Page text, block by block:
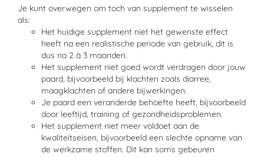
Je kunt overwegen om toch van supplement te wisselen
als:
Het huidige supplement niet het gewenste effect
heeft na een realistische periode van gebruik, dit is
dus na 2 à 3 maanden.
Het supplement niet goed wordt verdragen door jouw
paard, bijvoorbeeld bij klachten zoals diarree,
maagklachten of andere bijwerkingen.
Je paard een veranderde behoefte heeft, bijvoorbeeld
door leeftijd, training of gezondheidsproblemen.
Het supplement niet meer voldoet aan de
kwaliteitseisen, bijvoorbeeld een slechte opname van
de werkzame stoffen. Dit kan soms gebeuren